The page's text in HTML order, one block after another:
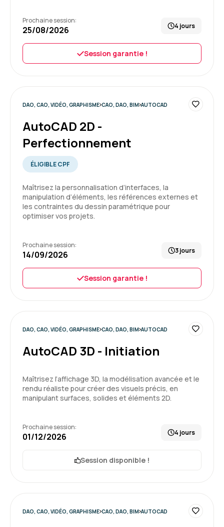
Prochaine session:
25/08/2026 4 jours
Session garantie !
DAO, CAO, VIDÉO, GRAPHISME CAO, DAO, BIM AUTOCAD
AutoCAD 2D -
Perfectionnement
ÉLIGIBLE CPF
Maîtrisez la personnalisation d’interfaces, la
manipulation d’éléments, les références externes et
les contraintes du dessin paramétrique pour
optimiser vos projets.
Prochaine session:
14/09/2026 3 jours
Session garantie !
DAO, CAO, VIDÉO, GRAPHISME CAO, DAO, BIM AUTOCAD
AutoCAD 3D - Initiation
Maîtrisez l’affichage 3D, la modélisation avancée et le
rendu réaliste pour créer des visuels précis, en
manipulant surfaces, solides et éléments 2D.
Prochaine session:
01/12/2026 4 jours
Session disponible !
DAO, CAO, VIDÉO, GRAPHISME CAO, DAO, BIM AUTOCAD